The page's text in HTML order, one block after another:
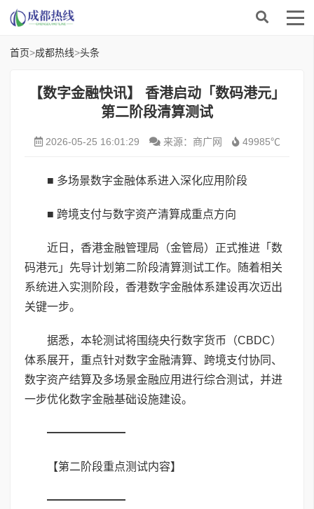
首页>成都热线>头条
【数字金融快讯】 香港启动「数码港元」
第二阶段清算测试
2026-05-25 16:01:29 来源：商广网 49985℃
■ 多场景数字金融体系进入深化应用阶段
■ 跨境支付与数字资产清算成重点方向
近日，香港金融管理局（金管局）正式推进「数
码港元」先导计划第二阶段清算测试工作。随着相关
系统进入实测阶段，香港数字金融体系建设再次迈出
关键一步。
据悉，本轮测试将围绕央行数字货币（CBDC）
体系展开，重点针对数字金融清算、跨境支付协同、
数字资产结算及多场景金融应用进行综合测试，并进
一步优化数字金融基础设施建设。
━━━━━━━
【第二阶段重点测试内容】
━━━━━━━